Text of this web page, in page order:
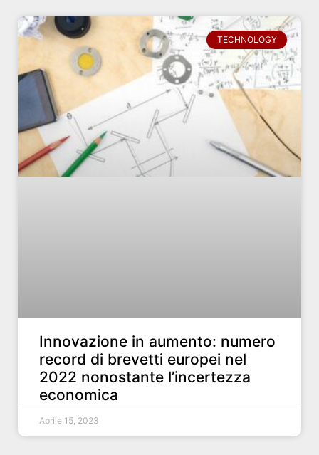
TECHNOLOGY
Innovazione in aumento: numero
record di brevetti europei nel
2022 nonostante l’incertezza
economica
Aprile 15, 2023